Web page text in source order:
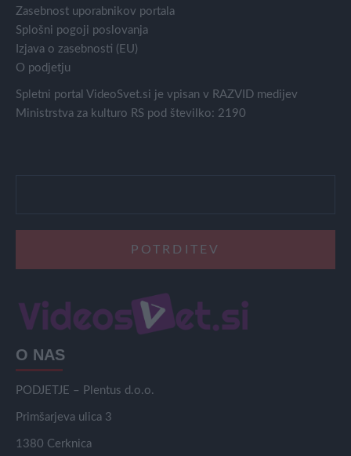
Zasebnost uporabnikov portala
Splošni pogoji poslovanja
Izjava o zasebnosti (EU)
O podjetju
Spletni portal VideoSvet.si je vpisan v RAZVID medijev
Ministrstva za kulturo RS pod številko: 2190
O NAS
PODJETJE – Plentus d.o.o.
Primšarjeva ulica 3
1380 Cerknica